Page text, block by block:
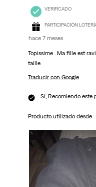
VERIFICADO
PARTICIPACIÓN
hace 7 meses
Topissime . Ma fille est
taille
Traducir con Google
Sí, Recomiendo este
Producto utilizado desde :